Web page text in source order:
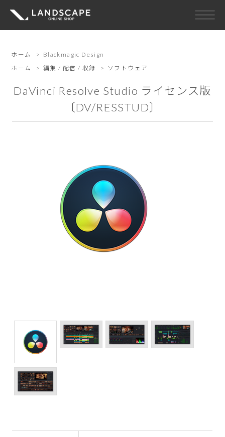
ホーム > Blackmagic Design
ホーム
> 編集 / 配信 / 収録 > ソフトウェア
DaVinci Resolve Studio ライセンス版
〔DV/RESSTUD〕